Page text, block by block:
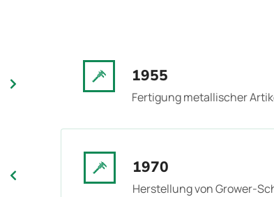
1955
Fertigung metallischer
1970
Herstellung von Grower-